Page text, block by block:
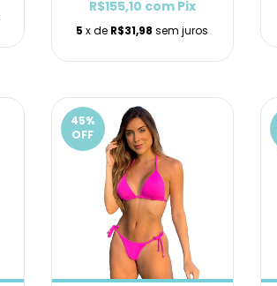
R$155,10 com Pix
5 x de R$31,98 sem juros
45%
OFF